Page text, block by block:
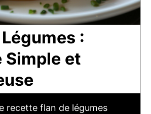
:
Simple et
recette flan de légumes